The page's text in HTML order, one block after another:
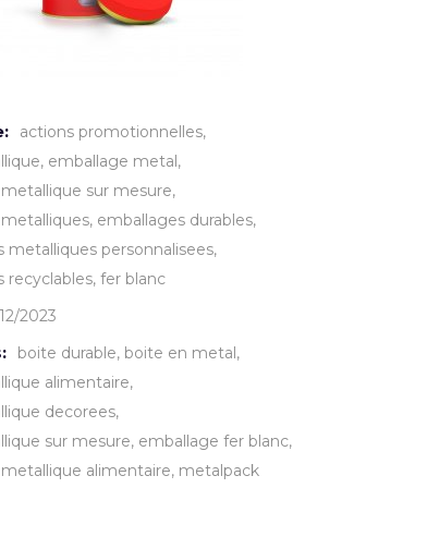
actions promotionnelles
emballage metal
sur mesure
emballages durables
metalliques personnalisees
recyclables fer blanc
2023
boite durable boite en metal
alimentaire
decorees
sur mesure emballage fer blanc
alimentaire metalpack